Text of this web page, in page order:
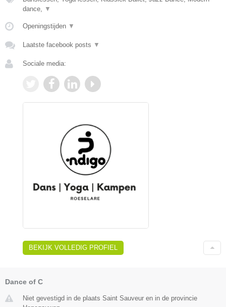
dance,
▼
Openingstijden ▼
Laatste facebook posts ▼
Sociale media:
BEKIJK VOLLEDIG PROFIEL
Dance of C
Niet gevestigd in de plaats Saint Sauveur en in de provincie